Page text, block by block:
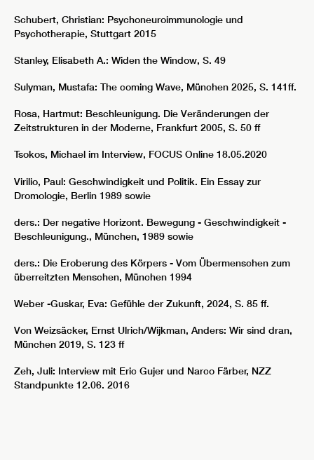
Schubert, Christian: Psychoneuroimmunologie und
Psychotherapie, Stuttgart 2015
Stanley, Elisabeth A.: Widen the Window, S. 49
Sulyman, Mustafa: The coming Wave, München 2025, S. 141ff.
Rosa, Hartmut: Beschleunigung. Die Veränderungen der
Zeitstrukturen in der Moderne, Frankfurt 2005, S. 50 ff
Tsokos, Michael im Interview, FOCUS Online 18.05.2020
Virilio, Paul: Geschwindigkeit und Politik. Ein Essay zur
Dromologie, Berlin 1989 sowie
ders.: Der negative Horizont. Bewegung - Geschwindigkeit -
Beschleunigung., München, 1989 sowie
ders.: Die Eroberung des Körpers - Vom Übermenschen zum
überreitzten Menschen, München 1994
Weber -Guskar, Eva: Gefühle der Zukunft, 2024, S. 85 ff.
Von Weizsäcker, Ernst Ulrich/Wijkman, Anders: Wir sind dran,
München 2019, S. 123 ff
Zeh, Juli: Interview mit Eric Gujer und Narco Färber, NZZ
Standpunkte 12.06. 2016